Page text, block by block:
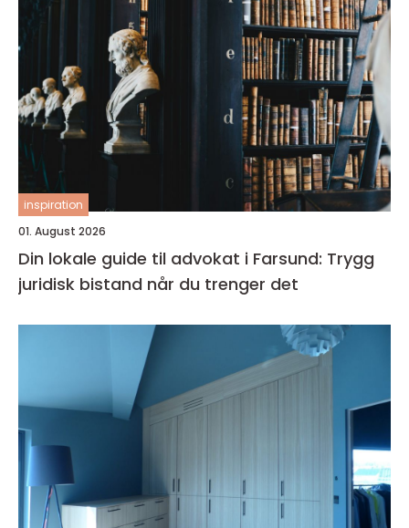
inspiration
01. August 2026
Din lokale guide til advokat i Farsund: Trygg
juridisk bistand når du trenger det